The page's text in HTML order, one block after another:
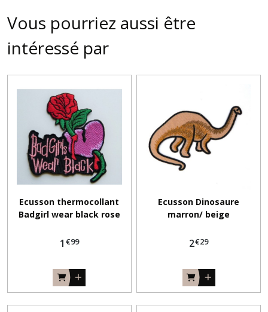
Vous pourriez aussi être
intéressé par
Ecusson thermocollant
Badgirl wear black rose
1 €99
Ecusson Dinosaure
marron/ beige
2€29